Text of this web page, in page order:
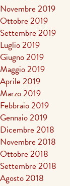
Novembre 2019
Ottobre 2019
Settembre 2019
Luglio 2019
Giugno 2019
Maggio 2019
Aprile 2019
Marzo 2019
Febbraio 2019
Gennaio 2019
Dicembre 2018
Novembre 2018
Ottobre 2018
Settembre 2018
Agosto 2018